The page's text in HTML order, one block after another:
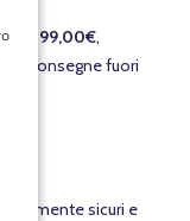
i 99,00€,
consegne fuori
sicuri e